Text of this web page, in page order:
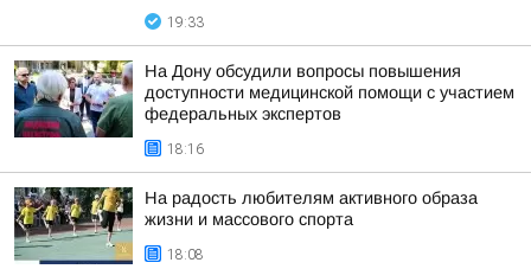
19:33
На Дону обсудили вопросы повышения
доступности медицинской помощи с участием
федеральных экспертов
18:16
На радость любителям активного образа
жизни и массового спорта
18:08